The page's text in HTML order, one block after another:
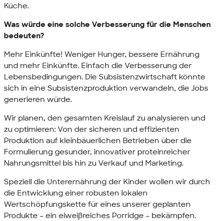
Küche.
Was würde eine solche Verbesserung für die Menschen
bedeuten?
Mehr Einkünfte! Weniger Hunger, bessere Ernährung
und mehr Einkünfte. Einfach die Verbesserung der
Lebensbedingungen. Die Subsistenzwirtschaft könnte
sich in eine Subsistenzproduktion verwandeln, die Jobs
generieren würde.
Wir planen, den gesamten Kreislauf zu analysieren und
zu optimieren: Von der sicheren und effizienten
Produktion auf kleinbäuerlichen Betrieben über die
Formulierung gesunder, innovativer proteinreicher
Nahrungsmittel bis hin zu Verkauf und Marketing.
Speziell die Unterernährung der Kinder wollen wir durch
die Entwicklung einer robusten lokalen
Wertschöpfungskette für eines unserer geplanten
Produkte – ein eiweißreiches Porridge – bekämpfen.